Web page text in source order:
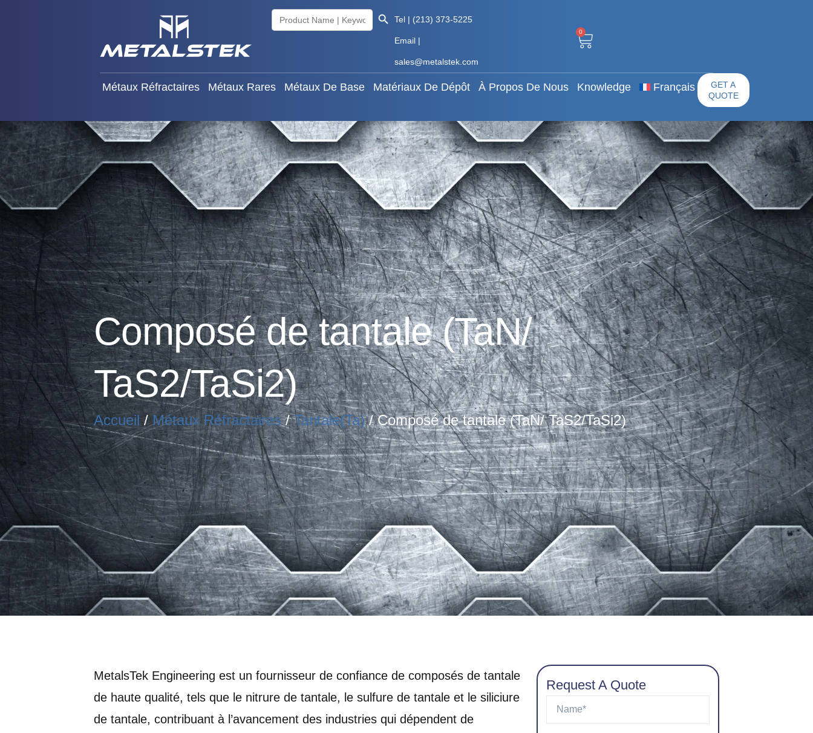
Search
for:
Search Button
Tel | (213) 373-5225
Email |
sales@metalstek.com
0
Métaux Réfractaires Métaux Rares Métaux De Base Matériaux De Dépôt À Propos De Nous Knowledge Français
GET A
QUOTE
Métaux Réfractaires Métaux Rares Métaux De Base Matériaux De Dépôt
Français
Composé de tantale (TaN/
TaS2/TaSi2)
Accueil/Métaux Réfractaires/Tantale(Ta)/ Composé de tantale (TaN/ TaS2/TaSi2)
MetalsTek Engineering est un fournisseur de confiance de composés de tantale
de haute qualité, tels que le nitrure de tantale, le sulfure de tantale et le siliciure
de tantale, contribuant à l’avancement des industries qui dépendent de
Request A Quote